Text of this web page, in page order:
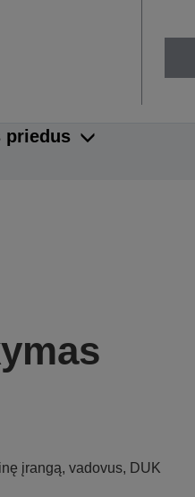
priedus
įrangą, vadovus, DUK